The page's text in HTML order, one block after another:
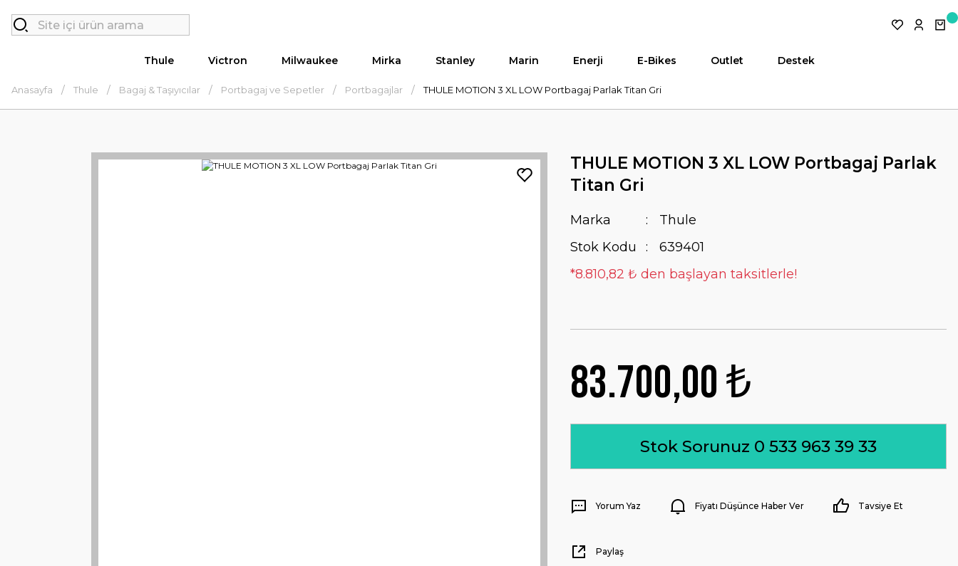
Thule Victron Milwaukee Mirka Stanley Marin Enerji E-Bikes Outlet Destek
Anasayfa Thule Bagaj & Taşıyıcılar Portbagaj ve Sepetler Portbagajlar THULE MOTION 3 XL LOW Portbagaj Parlak Titan Gri
THULE MOTION 3 XL LOW Portbagaj Parlak
Titan Gri
Marka
Thule
Stok Kodu
639401
*8.810,82 ₺ den başlayan taksitlerle!
83.700,00 ₺
Stok Sorunuz 0 533 963 39 33
Yorum Yaz Fiyatı Düşünce Haber Ver Tavsiye Et
Paylaş